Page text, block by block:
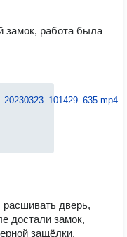
замок, работа была
дверь,
достали замок,
защёлки,